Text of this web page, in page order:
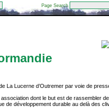
Page Search
La Lucerne d’Outremer par voie de
dont le but est de rassembler
de développement durable au delà des